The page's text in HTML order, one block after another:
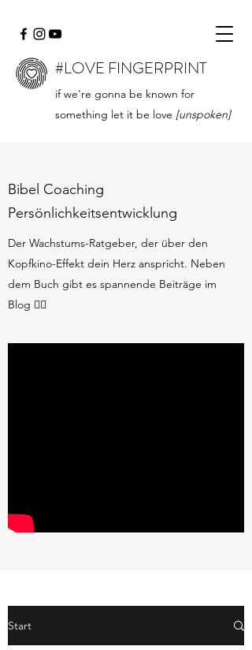
#LOVE FINGERPRINT
if we're gonna be known for
something let it be love [unspoken]
Bibel Coaching
Persönlichkeitsentwicklung
Der Wachstums-Ratgeber, der über den
Kopfkino-Effekt dein Herz anspricht. Neben
dem Buch gibt es spannende Beiträge im
Blog 👇🏻
Start